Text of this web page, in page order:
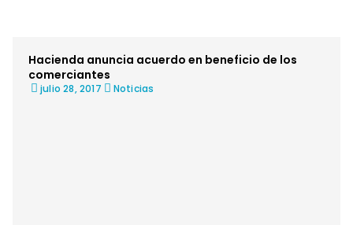
Hacienda anuncia acuerdo en beneficio de los
comerciantes
julio 28, 2017 Noticias